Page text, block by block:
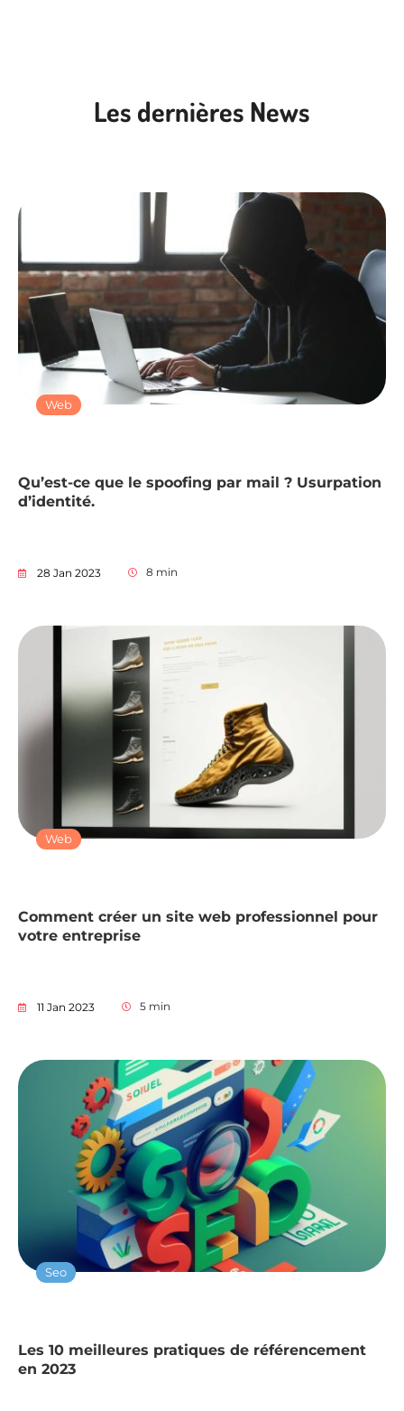
Les dernières News
Web
Qu’est-ce que le spoofing par mail ? Usurpation
d’identité.
28 Jan 2023 8 min
Web
Comment créer un site web professionnel pour
votre entreprise
11 Jan 2023 5 min
Seo
Les 10 meilleures pratiques de référencement
en 2023